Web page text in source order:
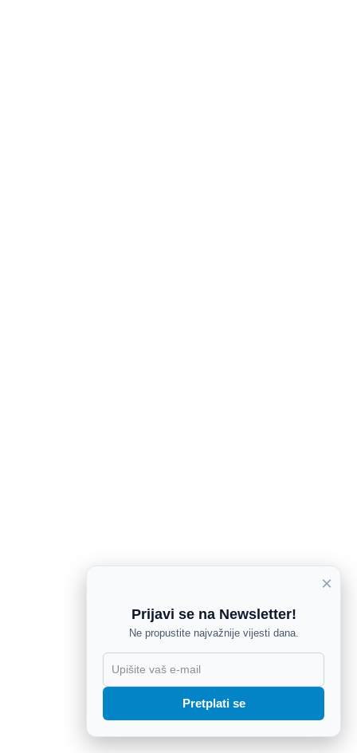
×
Prijavi se na Newsletter!
Ne propustite najvažnije vijesti dana.
Pretplati se